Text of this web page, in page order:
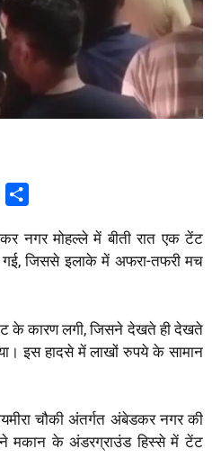
e
a
r
नगर मोहल्ले में बीती रात एक टेंट
जिससे इलाके में अफरा-तफरी मच
के कारण लगी, जिसने देखते ही देखते
इस हादसे में लाखों रुपये के सामान
चौकी अंतर्गत अंबेडकर नगर की
मकान के अंडरग्राउंड हिस्से में टेंट